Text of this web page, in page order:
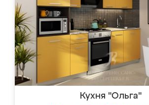
Кухня "Ольга"